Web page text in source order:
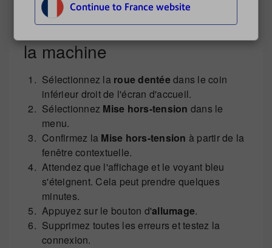
Continue to France website
Solution 2: redémarrage de
la machine
Sélectionnez la roue dentéedans le coin
inférieur droit de l'écran d'accueil.
Sélectionnez Mise hors-tension dans le
menu.
Confirmez la Mise hors-tension à partir de la
fenêtre contextuelle.
Attendez que l'affichage et le voyant bleu
s'éteignent. Cela peut prendre quelques
minutes.
Appuyez sur le bouton d'allumage.
Supprimez toutes les erreurs et testez la
connexion.